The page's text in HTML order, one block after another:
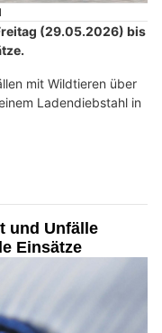
(29.05.2026) bis
mit Wildtieren über
Ladendiebstahl in
und Unfälle
Einsätze